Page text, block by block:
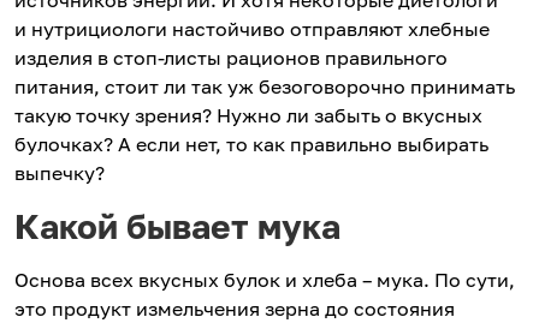
и нутрициологи настойчиво отправляют хлебные
изделия в стоп-листы рационов правильного
питания, стоит ли так уж безоговорочно принимать
такую точку зрения? Нужно ли забыть о вкусных
булочках? А если нет, то как правильно выбирать
выпечку?
Какой бывает мука
Основа всех вкусных булок и хлеба – мука. По сути,
это продукт измельчения зерна до состояния